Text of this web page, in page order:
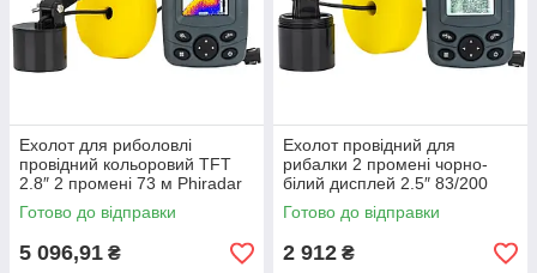
Ехолот для риболовлі
провідний кольоровий TFT
2.8″ 2 промені 73 м Phiradar
FF 188 N максимальна
глибина 73 м новий
Готово до відправки
5 096,91 ₴
Ехолот провідний для
рибалки 2 промені чорно-
білий дисплей 2.5″ 83/200
кГц Phiradar FF 168 A новий
живлення від батарейок
Готово до відправки
2 912 ₴